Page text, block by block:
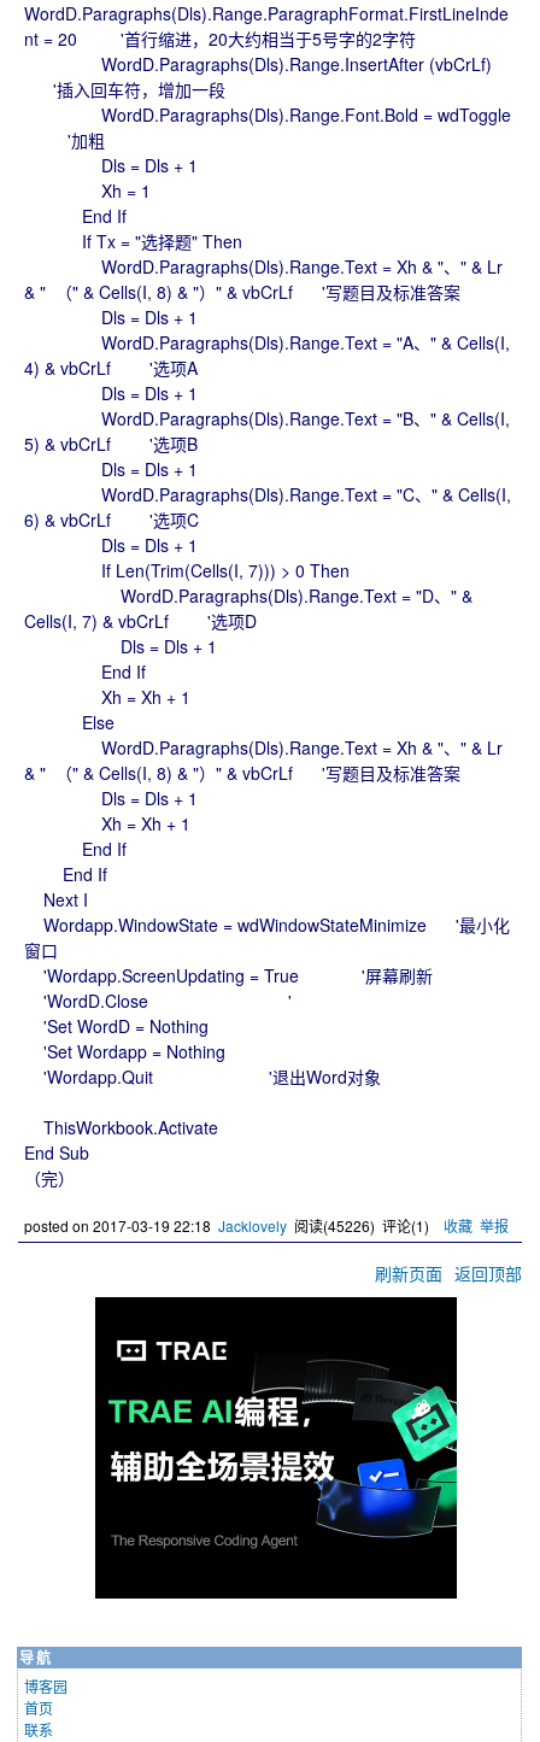
导航
博客园
首页
联系
WordD.Paragraphs(Dls).Range.ParagraphFormat.FirstLineInde
nt = 20 '首行缩进，20大约相当于5号字的2字符
WordD.Paragraphs(Dls).Range.InsertAfter (vbCrLf)
'插入回车符，增加一段
WordD.Paragraphs(Dls).Range.Font.Bold = wdToggle
'加粗
Dls = Dls + 1
Xh = 1
End If
If Tx = "选择题" Then
WordD.Paragraphs(Dls).Range.Text = Xh & "、" & Lr
& " （" & Cells(I, 8) & "）" & vbCrLf '写题目及标准答案
Dls = Dls + 1
WordD.Paragraphs(Dls).Range.Text = "A、" & Cells(I,
4) & vbCrLf '选项A
Dls = Dls + 1
WordD.Paragraphs(Dls).Range.Text = "B、" & Cells(I,
5) & vbCrLf '选项B
Dls = Dls + 1
WordD.Paragraphs(Dls).Range.Text = "C、" & Cells(I,
6) & vbCrLf '选项C
Dls = Dls + 1
If Len(Trim(Cells(I, 7))) > 0 Then
WordD.Paragraphs(Dls).Range.Text = "D、" &
Cells(I, 7) & vbCrLf '选项D
Dls = Dls + 1
End If
Xh = Xh + 1
Else
WordD.Paragraphs(Dls).Range.Text = Xh & "、" & Lr
& " （" & Cells(I, 8) & "）" & vbCrLf '写题目及标准答案
Dls = Dls + 1
Xh = Xh + 1
End If
End If
Next I
Wordapp.WindowState = wdWindowStateMinimize '最小化
窗口
'Wordapp.ScreenUpdating = True '屏幕刷新
'WordD.Close '
'Set WordD = Nothing
'Set Wordapp = Nothing
'Wordapp.Quit '退出Word对象
ThisWorkbook.Activate
End Sub
（完）
posted on 2017-03-19 22:18 Jacklovely 阅读(45226) 评论(1) 收藏 举报
刷新页面 返回顶部